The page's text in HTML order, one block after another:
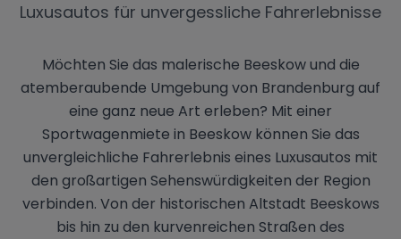
Luxusautos für unvergessliche Fahrerlebnisse
Möchten Sie das malerische Beeskow und die
atemberaubende Umgebung von Brandenburg auf
eine ganz neue Art erleben? Mit einer
Sportwagenmiete in Beeskow können Sie das
unvergleichliche Fahrerlebnis eines Luxusautos mit
den großartigen Sehenswürdigkeiten der Region
verbinden. Von der historischen Altstadt Beeskows
bis hin zu den kurvenreichen Straßen des